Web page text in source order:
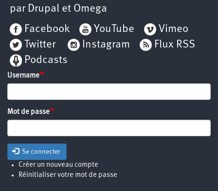
par Drupal et Omega
Facebook
YouTube
Vimeo
Twitter
Instagram
Flux RSS
Podcasts
Username
Mot de passe
Se connecter
Créer un nouveau compte
Réinitialiser votre mot de passe